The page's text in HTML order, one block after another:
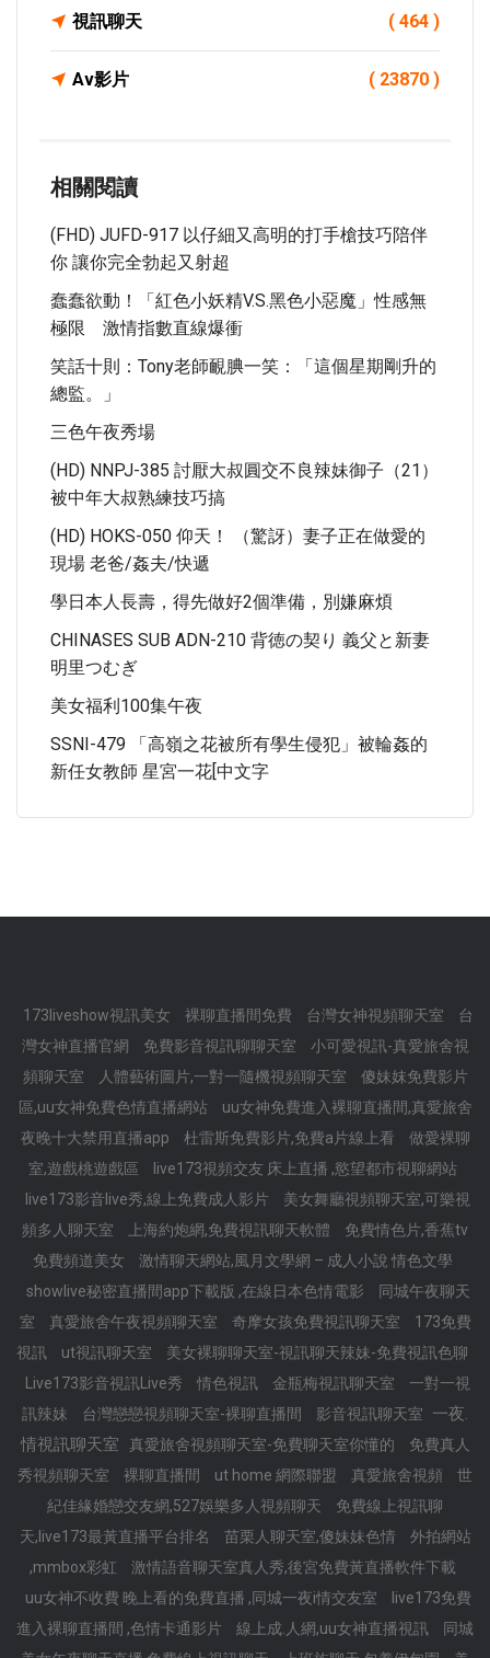
視訊聊天 ( 464 )
Av影片 ( 23870 )
相關閱讀
(FHD) JUFD-917 以仔細又高明的打手槍技巧陪伴
你 讓你完全勃起又射超
蠢蠢欲動！「紅色小妖精V.S.黑色小惡魔」性感無
極限 激情指數直線爆衝
笑話十則：Tony老師靦腆一笑：「這個星期剛升的
總監。」
三色午夜秀場
(HD) NNPJ-385 討厭大叔圓交不良辣妹御子（21）
被中年大叔熟練技巧搞
(HD) HOKS-050 仰天！ （驚訝）妻子正在做愛的
現場 老爸/姦夫/快遞
學日本人長壽，得先做好2個準備，別嫌麻煩
CHINASES SUB ADN-210 背徳の契り 義父と新妻
明里つむぎ
美女福利100集午夜
SSNI-479 「高嶺之花被所有學生侵犯」被輪姦的
新任女教師 星宮一花[中文字
173liveshow視訊美女 裸聊直播間免費 台灣女神視頻聊天室
台
灣女神直播官網
免費影音視訊聊聊天室
小可愛視訊-真愛旅舍視
頻聊天室
人體藝術圖片,一對一隨機視頻聊天室
傻妹妺免費影片
區,uu女神免費色情直播網站
uu女神免費進入裸聊直播間,真愛旅舍
夜晚十大禁用直播app
杜雷斯免費影片,免費a片線上看
做愛裸聊
室,遊戲桃遊戲區
live173視頻交友 床上直播 ,慾望都市視聊網站
live173影音live秀,線上免費成人影片
美女舞廳視頻聊天室,可樂視
頻多人聊天室
上海約炮網,免費視訊聊天軟體
免費情色片,香蕉tv
免費頻道美女
激情聊天網站,風月文學網 – 成人小說 情色文學
showlive秘密直播間app下載版 ,在線日本色情電影
同城午夜聊天
室
真愛旅舍午夜視頻聊天室 奇摩女孩免費視訊聊天室
173免費
視訊
ut視訊聊天室
美女裸聊聊天室-視訊聊天辣妹-免費視訊色聊
Live173影音視訊Live秀
情色視訊 金瓶梅視訊聊天室
一對一視
訊辣妹
台灣戀戀視頻聊天室-裸聊直播間 影音視訊聊天室
一夜.
情視訊聊天室
真愛旅舍視頻聊天室-免費聊天室你懂的
免費真人
秀視頻聊天室
裸聊直播間 ut home 網際聯盟 真愛旅舍視頻
世
紀佳緣婚戀交友網,527娛樂多人視頻聊天
免費線上視訊聊
天,live173最黃直播平台排名
苗栗人聊天室,傻妹妹色情
外拍網站
,mmbox彩虹
激情語音聊天室真人秀,後宮免費黃直播軟件下載
uu女神不收費 晚上看的免費直播 ,同城一夜i情交友室
live173免費
進入裸聊直播間 ,色情卡通影片
線上成.人網,uu女神直播視訊
同城